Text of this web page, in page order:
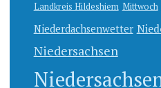
Landkreis Hildeshiem Mittwoch
Niederdachsenwetter
Niedersachsen